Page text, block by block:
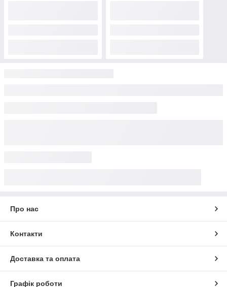
Про нас
Контакти
Доставка та оплата
Графік роботи